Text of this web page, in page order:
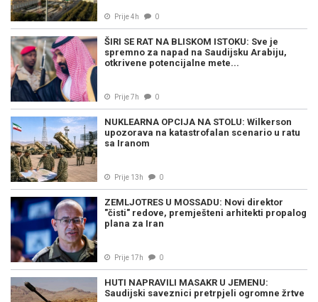
Prije 4h 0
ŠIRI SE RAT NA BLISKOM ISTOKU: Sve je
spremno za napad na Saudijsku Arabiju,
otkrivene potencijalne mete...
Prije 7h 0
NUKLEARNA OPCIJA NA STOLU: Wilkerson
upozorava na katastrofalan scenario u ratu
sa Iranom
Prije 13h 0
ZEMLJOTRES U MOSSADU: Novi direktor
"čisti" redove, premješteni arhitekti propalog
plana za Iran
Prije 17h 0
HUTI NAPRAVILI MASAKR U JEMENU:
Saudijski saveznici pretrpjeli ogromne žrtve